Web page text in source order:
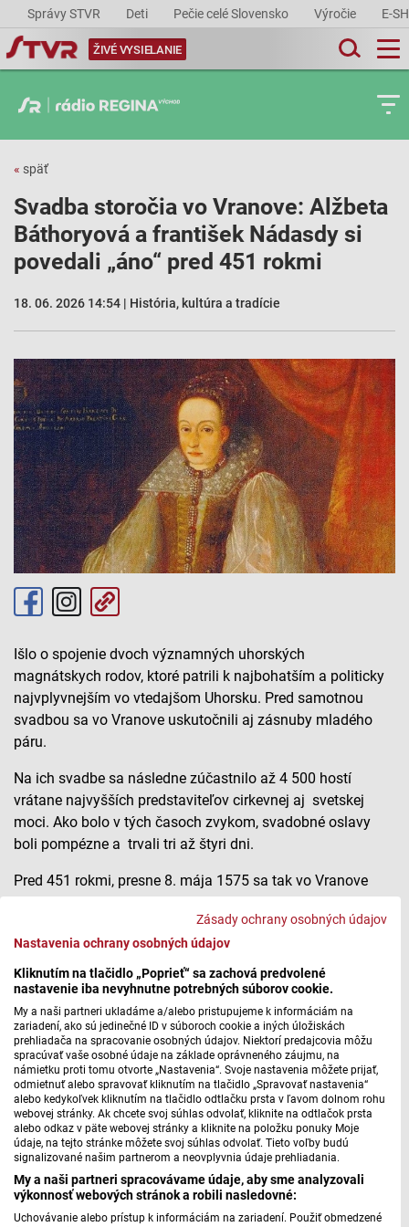
Zásady ochrany osobných údajov
Nastavenia ochrany osobných údajov
Kliknutím na tlačidlo „Poprieť“ sa zachová predvolené
nastavenie iba nevyhnutne potrebných súborov cookie.
My a naši partneri ukladáme a/alebo pristupujeme k informáciám na
zariadení, ako sú jedinečné ID v súboroch cookie a iných úložiskách
prehliadača na spracovanie osobných údajov. Niektorí predajcovia môžu
spracúvať vaše osobné údaje na základe oprávneného záujmu, na
námietku proti tomu otvorte „Nastavenia“. Svoje nastavenia môžete prijať,
odmietnuť alebo spravovať kliknutím na tlačidlo „Spravovať nastavenia“
alebo kedykoľvek kliknutím na tlačidlo odtlačku prsta v ľavom dolnom rohu
webovej stránky. Ak chcete svoj súhlas odvolať, kliknite na odtlačok prsta
alebo odkaz v päte webovej stránky a kliknite na položku ponuky Moje
údaje, na tejto stránke môžete svoj súhlas odvolať. Tieto voľby budú
signalizované našim partnerom a neovplyvnia údaje prehliadania.
My a naši partneri spracovávame údaje, aby sme analyzovali
výkonnosť webových stránok a robili nasledovné:
Uchovávanie alebo prístup k informáciám na zariadení. Použiť obmedzené
Správy STVR Deti Pečie celé Slovensko Výročie E-
ŽIVÉ VYSIELANIE
« späť
Svadba storočia vo Vranove: Alžbeta
Báthoryová a františek Nádasdy si
povedali „áno“ pred 451 rokmi
18. 06. 2026 14:54 | História, kultúra a tradície
Išlo o spojenie dvoch významných uhorských
magnátskych rodov, ktoré patrili k najbohatším a politicky
najvplyvnejším vo vtedajšom Uhorsku. Pred samotnou
svadbou sa vo Vranove uskutočnili aj zásnuby mladého
páru.
Na ich svadbe sa následne zúčastnilo až 4 500 hostí
vrátane najvyšších predstaviteľov cirkevnej aj svetskej
moci. Ako bolo v tých časoch zvykom, svadobné oslavy
boli pompézne a trvali tri až štyri dni.
Pred 451 rokmi, presne 8. mája 1575 sa tak vo Vranove
Nádasdyho. Toto výročie sobáša, z ktorého neskôr vzišlo
päť detí, si redaktorka Lívia Godová pripomenula spolu s
historikom Jakubom Šnajderom z občianskeho združenia
Memento Posteritas.
Svadba Alžbety Báthory
Máte problém s prehrávaním? Nahláste nám chybuv prehrávači.
Foto: Wikipédia